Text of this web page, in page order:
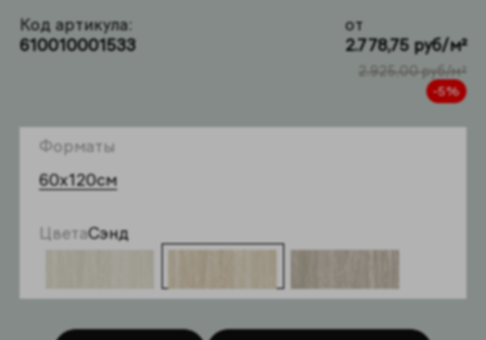
Код артикула:
610010001533
от
2.778,75 руб/м²
2.925,00 руб/м²
-5%
Форматы
60x120см
ЦветаСэнд